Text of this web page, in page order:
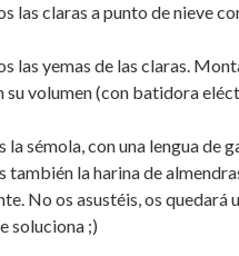
las claras a punto de nieve
las yemas de las claras.
su volumen (con batidora
la sémola, con una lengua de
también la harina de
No os asustéis, os quedará
soluciona ;)